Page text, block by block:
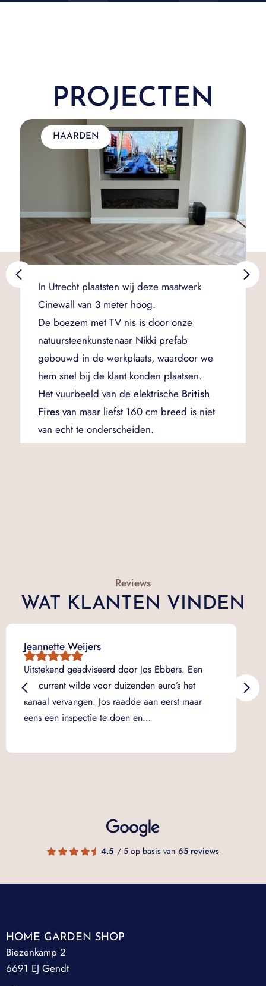
PROJECTEN
HAARDEN
In Utrecht plaatsten wij deze maatwerk
Cinewall van 3 meter hoog.
De boezem met TV nis is door onze
natuursteenkunstenaar Nikki prefab
gebouwd in de werkplaats, waardoor we
hem snel bij de klant konden plaatsen.
Het vuurbeeld van de elektrische British
Firesvan maar liefst 160 cm breed is niet
van echt te onderscheiden.
Reviews
WAT KLANTEN VINDEN
Jeannette Weijers
Uitstekend geadviseerd door Jos Ebbers. Een
concurrent wilde voor duizenden euro’s het
kanaal vervangen. Jos raadde aan eerst maar
eens een inspectie te doen en…
4.5 / 5 op basis van 65 reviews
HOME GARDEN SHOP
Biezenkamp 2
6691 EJ Gendt